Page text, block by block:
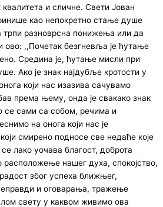
и сличне. Свети Јован
као непокретно стање душе
трпи разноврсна понижења или да
ово: ,,Почетак безгневља је ћутање
Средина је, ћутање мисли при
Ако је знак најдубље кротости у
који нас изазива сачувамо
према њему, онда је свакако знак
се сами са собом, речима и
на онога који нас је
смирено подносе све недаће које
лако уочава благост, доброта
расположење нашег духа, спокојство,
због успеха ближњег,
и оговарања, тражење
свету у каквом живимо ова